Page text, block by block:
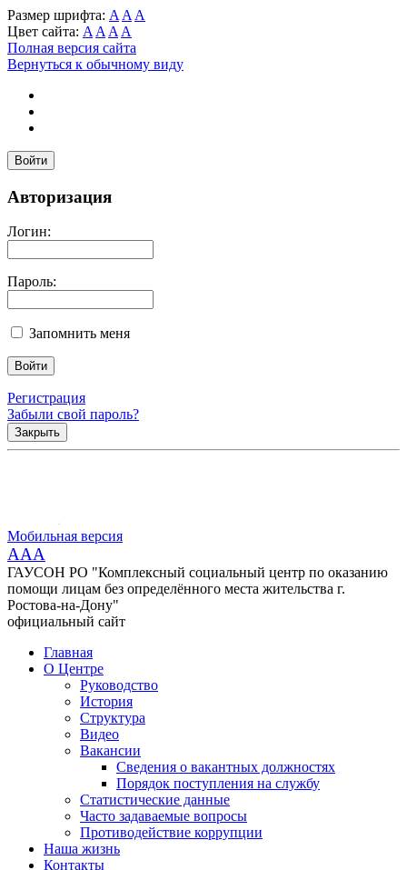
Размер шрифта: A A A
Цвет сайта: A A A A
Полная версия сайта
Вернуться к обычному виду
Войти
Авторизация
Логин:
Пароль:
Запомнить меня
Регистрация
Забыли свой пароль?
Закрыть
Мобильная версия
AAA
ГАУСОН РО "Комплексный социальный центр по оказанию
помощи лицам без определённого места жительства г.
Ростова-на-Дону"
официальный сайт
Главная
О Центре
Руководство
История
Структура
Видео
Вакансии
Сведения о вакантных должностях
Порядок поступления на службу
Статистические данные
Часто задаваемые вопросы
Противодействие коррупции
Наша жизнь
Контакты